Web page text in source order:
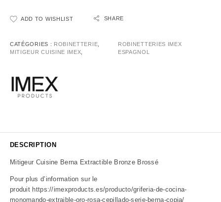
ADD TO WISHLIST SHARE
CATÉGORIES : ROBINETTERIE
MITIGEUR CUISINE IMEX
ROBINETTERIES IMEX
ESPAGNOL
DESCRIPTION
Mitigeur Cuisine Berna Extractible Bronze Brossé
Pour plus d’information sur le
produit https://imexproducts.es/producto/griferia-de-cocina-
monomando-extraible-oro-rosa-cepillado-serie-berna-copia/